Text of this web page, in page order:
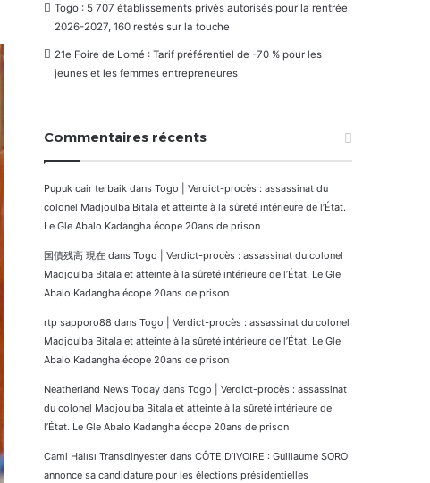
Togo : 5 707 établissements privés autorisés pour la rentrée
2026-2027, 160 restés sur la touche
21e Foire de Lomé : Tarif préférentiel de -70 % pour les
jeunes et les femmes entrepreneures
Commentaires récents
Pupuk cair terbaik dans Togo | Verdict-procès : assassinat du
colonel Madjoulba Bitala et atteinte à la sûreté intérieure de l’État.
Le Gle Abalo Kadangha écope 20ans de prison
国債残高 現在 dans Togo | Verdict-procès : assassinat du colonel
Madjoulba Bitala et atteinte à la sûreté intérieure de l’État. Le Gle
Abalo Kadangha écope 20ans de prison
rtp sapporo88 dans Togo | Verdict-procès : assassinat du colonel
Madjoulba Bitala et atteinte à la sûreté intérieure de l’État. Le Gle
Abalo Kadangha écope 20ans de prison
Neatherland News Today dans Togo | Verdict-procès : assassinat
du colonel Madjoulba Bitala et atteinte à la sûreté intérieure de
l’État. Le Gle Abalo Kadangha écope 20ans de prison
Cami Halısı Transdinyester dans CÔTE D’IVOIRE : Guillaume SORO
annonce sa candidature pour les élections présidentielles